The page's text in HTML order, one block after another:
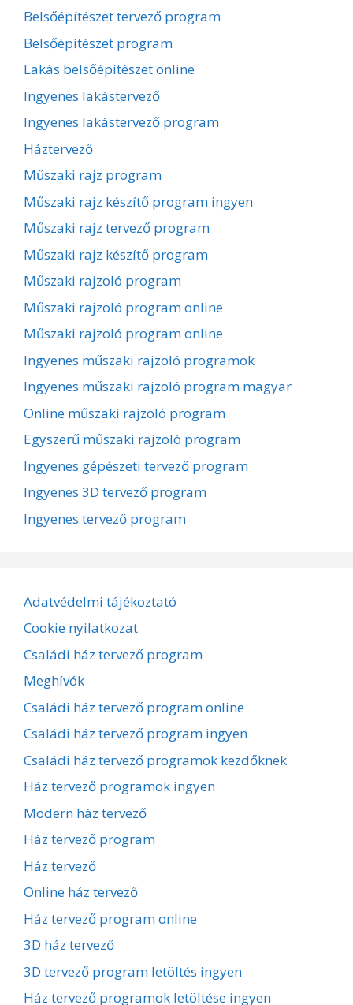
Belsőépítészet tervező program
Belsőépítészet program
Lakás belsőépítészet online
Ingyenes lakástervező
Ingyenes lakástervező program
Háztervező
Műszaki rajz program
Műszaki rajz készítő program ingyen
Műszaki rajz tervező program
Műszaki rajz készítő program
Műszaki rajzoló program
Műszaki rajzoló program online
Műszaki rajzoló program online
Ingyenes műszaki rajzoló programok
Ingyenes műszaki rajzoló program magyar
Online műszaki rajzoló program
Egyszerű műszaki rajzoló program
Ingyenes gépészeti tervező program
Ingyenes 3D tervező program
Ingyenes tervező program
Adatvédelmi tájékoztató
Cookie nyilatkozat
Családi ház tervező program
Meghívók
Családi ház tervező program online
Családi ház tervező program ingyen
Családi ház tervező programok kezdőknek
Ház tervező programok ingyen
Modern ház tervező
Ház tervező program
Ház tervező
Online ház tervező
Ház tervező program online
3D ház tervező
3D tervező program letöltés ingyen
Ház tervező programok letöltése ingyen